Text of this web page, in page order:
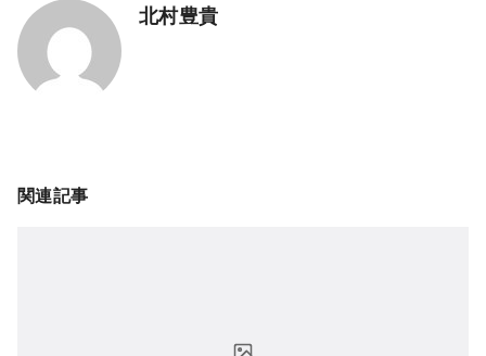
北村豊貴
関連記事